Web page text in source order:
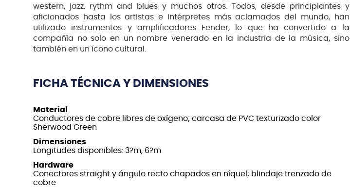
western, jazz, rythm and blues y muchos otros. Todos, desde principiantes y
aficionados hasta los artistas e intérpretes más aclamados del mundo, han
utilizado instrumentos y amplificadores Fender, lo que ha convertido a la
compañía no solo en un nombre venerado en la industria de la música, sino
también en un ícono cultural.
FICHA TÉCNICA Y DIMENSIONES
Material
Conductores de cobre libres de oxígeno; carcasa de PVC texturizado color
Sherwood Green
Dimensiones
Longitudes disponibles: 3?m, 6?m
Hardware
Conectores straight y ángulo recto chapados en níquel; blindaje trenzado de
cobre